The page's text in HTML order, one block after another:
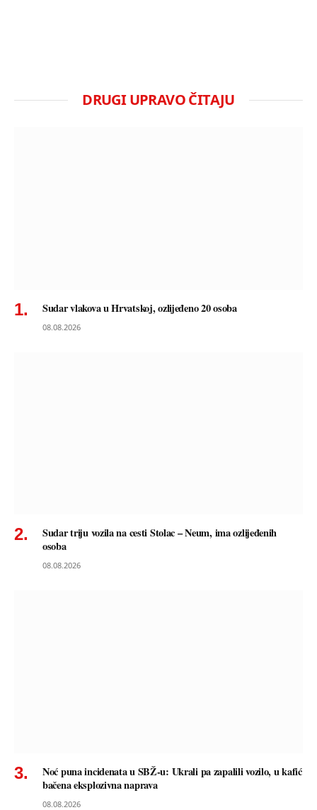
DRUGI UPRAVO ČITAJU
Sudar vlakova u Hrvatskoj, ozlijeđeno 20 osoba
08.08.2026
Sudar triju vozila na cesti Stolac – Neum, ima ozlijeđenih
osoba
08.08.2026
Noć puna incidenata u SBŽ-u: Ukrali pa zapalili vozilo, u kafić
bačena eksplozivna naprava
08.08.2026